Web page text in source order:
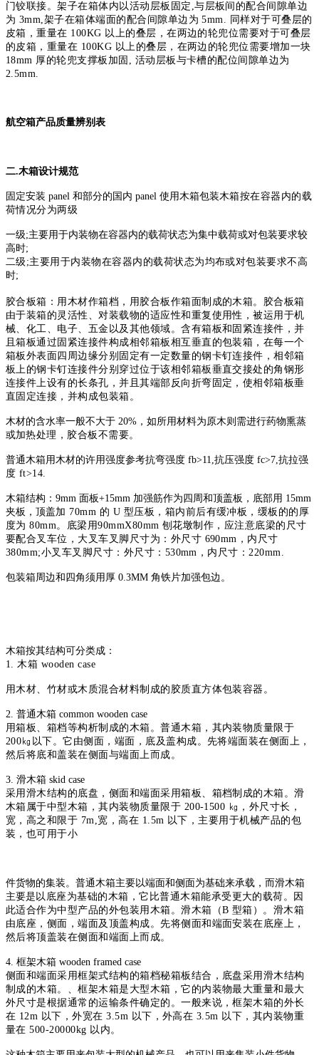
门铰联接。架子在箱体内以活动层板固定,与层板间的配合间隙单边
为 3mm,架子在箱体端面的配合间隙单边为 5mm. 同样对于可叠层的
皮箱，重量在 100KG 以上的叠层，在两边的轮兜位需要对于可叠层
的皮箱，重量在 100KG 以上的叠层，在两边 的轮兜位需要增加一块
18mm 厚的轮兜支撑板加固, 活动层板与卡槽的配位间隙单边为
2.5mm.
航空箱产品质量辨别表
二.木箱设计规范
固定安装 panel 和部分的国内 panel 使用木箱包装木箱按在容器内的载
荷情况分为两级
一级;主要用于内装物在容器内的载荷状态为集中载荷或对包装要求较
高时;
二级;主要用于内装物在容器内的载荷状态为均布或对包装要求不高
时;
胶合板箱：用木材作箱档，用胶合板作箱面制成的木箱。胶合板箱
由于装箱的灵活性、对装载物的适应性和重复使用性，被运用于机
械、化工、 电子、五金以及其他领域。含有箱板和固紧连接件，并
且箱板通过固紧连接件构成相邻箱板相互垂直的包装箱，在每一个
箱板外表面四周边缘分别固定有一定数量的钢卡钉连接件，相邻箱
板上的钢卡钉连接件分别 穿过位于该相邻箱板垂直交接处的角钢形
连接件上设有的长条孔，并且其端部反向折弯固定，使相邻箱板垂
直固定连接，并构成包装箱。
木材的含水率一般不大于 20%，如所用材料为原木则需进行药物熏蒸
或加热处理，胶合板不需要。
普通木箱用木材的许用强度参考抗弯强度 fb>11,抗压强度 fc>7,抗拉强
度 ft>14.
木箱结构：9mm 面板+15mm 加强筋作为四周和顶盖板，底部用 15mm
夹板，顶盖加 70mm 的 U 型压板，箱内前后有缓冲板，缓板的的厚
度为 80mm。底梁用90mmX80mm 刨花墩制作，应注意底梁的尺寸
要配合叉车位，大叉车叉脚尺寸为：外尺寸 690mm，内尺寸
380mm;小叉车叉脚尺寸：外尺寸：530mm，内尺寸：220mm.
包装箱周边和四角须用厚 0.3MM 角铁片加强包边。
木箱按其结构可分类成：
1. 木箱 wooden case
用木材、竹材或木质混合材料制成的胶质直方体包装容器。
2. 普通木箱 common wooden case
用箱板、箱档等构析制成的木箱。普通木箱，其内装物质量限于
200㎏以下。它由侧面，端面，底及盖构成。先将端面装在侧面上，
然后将底和盖装在侧面与端面上而成。
3. 滑木箱 skid case
采用滑木结构的底盘，侧面和端面采用箱板、箱档制成的木箱。滑
木箱属于中型木箱，其内装物质量限于 200-1500 ㎏，外尺寸长，
宽，高之和 限于 7m,宽，高在 1.5m 以下，主要用于机械产品的包
装，也可用于小
件货物的集装。普通木箱主要以端面和侧面为基础来承载，而滑木箱
主要是以底座为基础的木箱，它比普通木箱能承受更大的载荷。因
此适合作为中型产品的外包装用木箱。滑木箱（B 型箱）。滑木箱
由底座，侧面，端面及顶盖构成。先将侧面和端面安装在底座上，
然后将顶盖装在侧面和端面上而成。
4. 框架木箱 wooden framed case
侧面和端面采用框架式结构的箱档秘箱板结合，底盘采用滑木结构
制 成的木箱。、框架木箱是大型木箱，它的内装物最大重量和最大
外尺寸是根据通常的运输条件确定的。一般来说，框架木箱的外长
在 12m 以下，外宽在 3.5m 以下，外高在 3.5m 以下，其内装物重
量在 500-20000kg 以内。